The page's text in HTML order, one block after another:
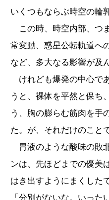
いくつもならぶ時空の輪
この時、時空内部、つ
常変動、惑星公転軌道へ
など、多大なる影響が及
けれども爆発の中心で
うと、裸体を平然と保ち
う、胸の膨らむ筋肉を手
た。が、それだけのこと
胃液のような酸味の敗
ンは、先ほどまでの優美
はき出すようにまくした
「分別がないな。いっ